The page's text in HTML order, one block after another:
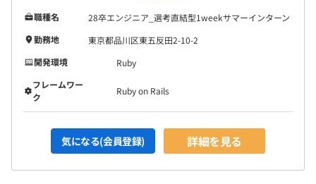
といった開発も並行して進め、プラットフォームの拡張を
図っています。この多様な開発に対応できる体制を整える
ため、単なるオフショアではなく、国内組織や事業部プロ
ダクトチームと密に連携したグローバルなプロダクト開発
ケイパビリティの強化にも積極的に取り組んでいます。
1.自己組織的
2.正しい変化
3.知見を贈り合う
職種名
28卒エンジニア_選考直結型1weekサマーインターン
勤務地
東京都品川区東五反田2-10-2
開発環境
Ruby
フレームワー
ク
Ruby on Rails
気になる(会員登録) 詳細を見る